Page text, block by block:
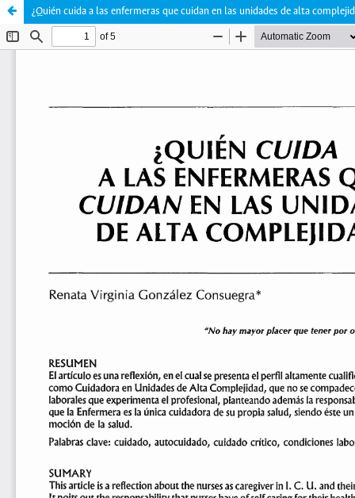
¿Quién cuida a las enfermeras que cuidan en las unidades de alta